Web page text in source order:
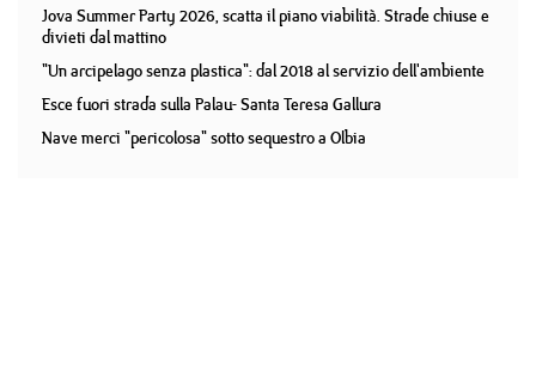
Jova Summer Party 2026, scatta il piano viabilità. Strade chiuse e
divieti dal mattino
"Un arcipelago senza plastica": dal 2018 al servizio dell'ambiente
Esce fuori strada sulla Palau- Santa Teresa Gallura
Nave merci "pericolosa" sotto sequestro a Olbia